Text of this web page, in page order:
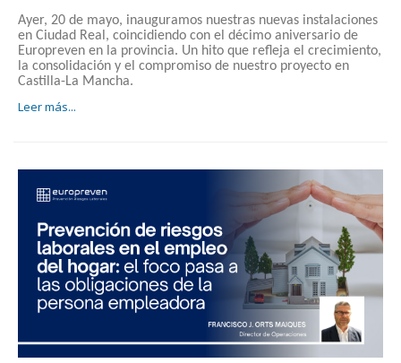
Ayer, 20 de mayo, inauguramos nuestras nuevas instalaciones
en Ciudad Real, coincidiendo con el décimo aniversario de
Europreven en la provincia. Un hito que refleja el crecimiento,
la consolidación y el compromiso de nuestro proyecto en
Castilla-La Mancha.
Leer más...